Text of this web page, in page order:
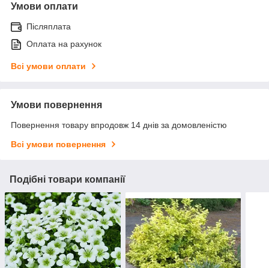
Умови оплати
Післяплата
Оплата на рахунок
Всі умови оплати
Умови повернення
Повернення товару впродовж 14 днів за домовленістю
Всі умови повернення
Подібні товари компанії